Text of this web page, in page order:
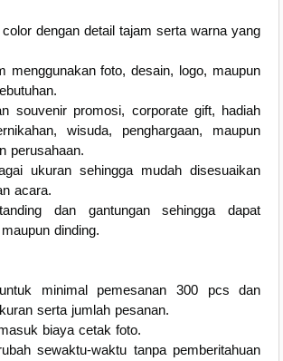
dengan detail tajam serta warna yang
menggunakan foto, desain, logo, maupun
souvenir promosi, corporate gift, hadiah
wisuda, penghargaan, maupun
perusahaan.
ukuran sehingga mudah disesuaikan
acara.
dan gantungan sehingga dapat
dinding.
minimal pemesanan 300 pcs dan
serta jumlah pesanan.
biaya cetak foto.
sewaktu-waktu tanpa pemberitahuan